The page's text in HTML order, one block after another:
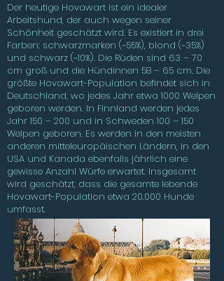
Der heutige Hovawart ist ein idealer
Arbeitshund, der auch wegen seiner
Schönheit geschätzt wird. Es existiert in drei
Farben: schwarzmarken (~55%), blond (~35%)
und schwarz (~10%). Die Rüden sind 63 – 70
cm groß und die Hündinnen 58 – 65 cm. Die
größte Hovawart-Population befindet sich in
Deutschland, wo jedes Jahr etwa 1000 Welpen
geboren werden. In Finnland werden jedes
Jahr 150 – 200 und in Schweden 100 – 150
Welpen geboren. Es werden in den meisten
anderen mitteleuropäischen Ländern, in den
USA und Kanada ebenfalls jährlich eine
gewisse Anzahl Würfe erwartet. Insgesamt
wird geschätzt, dass die gesamte lebende
Hovawart-Population etwa 20.000 Hunde
umfasst.